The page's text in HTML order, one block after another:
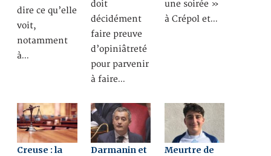
dire ce qu’elle
voit,
notamment
à…
doit
décidément
faire preuve
d’opiniâtreté
pour parvenir
à faire…
une soirée »
à Crépol et…
Creuse : la
Darmanin et
Meurtre de